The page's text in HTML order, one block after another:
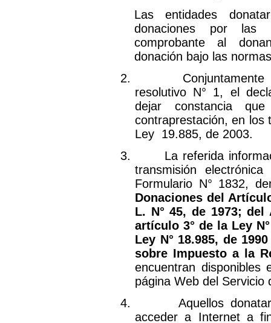
Las entidades
donaciones por las
comprobante al
donación bajo las
2.
resolutivo N° 1, el
dejar constancia
contraprestación, en los
Ley 19.885, de 2003.
3.
La referida
transmisión
Formulario N° 1832,
Donaciones del
L. N° 45, de 1973;
artículo 3° de la Ley
Ley N° 18.985, de
sobre Impuesto a la
encuentran
página Web del
4.
Aquellos
acceder a Internet a